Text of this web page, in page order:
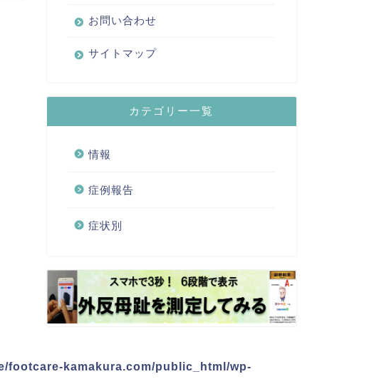
お問い合わせ
サイトマップ
カテゴリー一覧
情報
症例報告
症状別
footcare-kamakura.com/public_html/wp-